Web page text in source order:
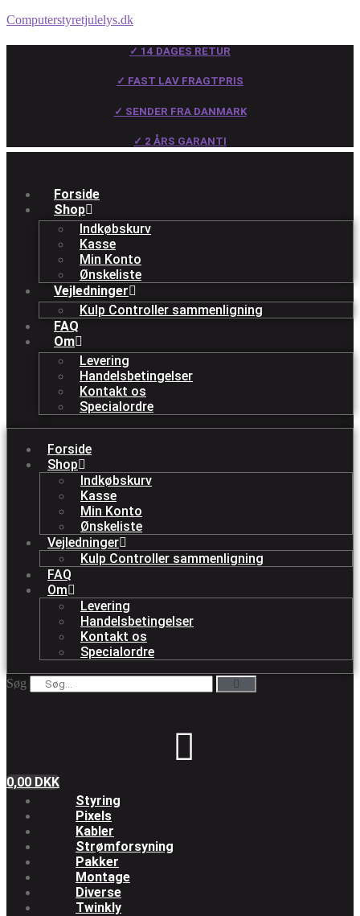
Computerstyretjulelys.dk
✓ 14 DAGES RETUR
✓ FAST LAV FRAGTPRIS
✓ SENDER FRA DANMARK
✓ 2 ÅRS GARANTI
Forside
Shop
Indkøbskurv
Kasse
Min Konto
Ønskeliste
Vejledninger
Kulp Controller sammenligning
FAQ
Om
Levering
Handelsbetingelser
Kontakt os
Specialordre
Forside
Shop
Indkøbskurv
Kasse
Min Konto
Ønskeliste
Vejledninger
Kulp Controller sammenligning
FAQ
Om
Levering
Handelsbetingelser
Kontakt os
Specialordre
Søg
0,00 DKK
Styring
Pixels
Kabler
Strømforsyning
Pakker
Montage
Diverse
Twinkly